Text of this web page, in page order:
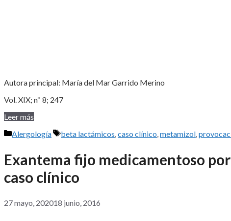
Autora principal: María del Mar Garrido Merino
Vol. XIX; nº 8; 247
Leer más
Categorías
Alergología Etiquetas
beta lactámicos,caso clínico,metamizol,
Exantema fijo medicamentoso
caso clínico
27 mayo, 202018 junio, 2016